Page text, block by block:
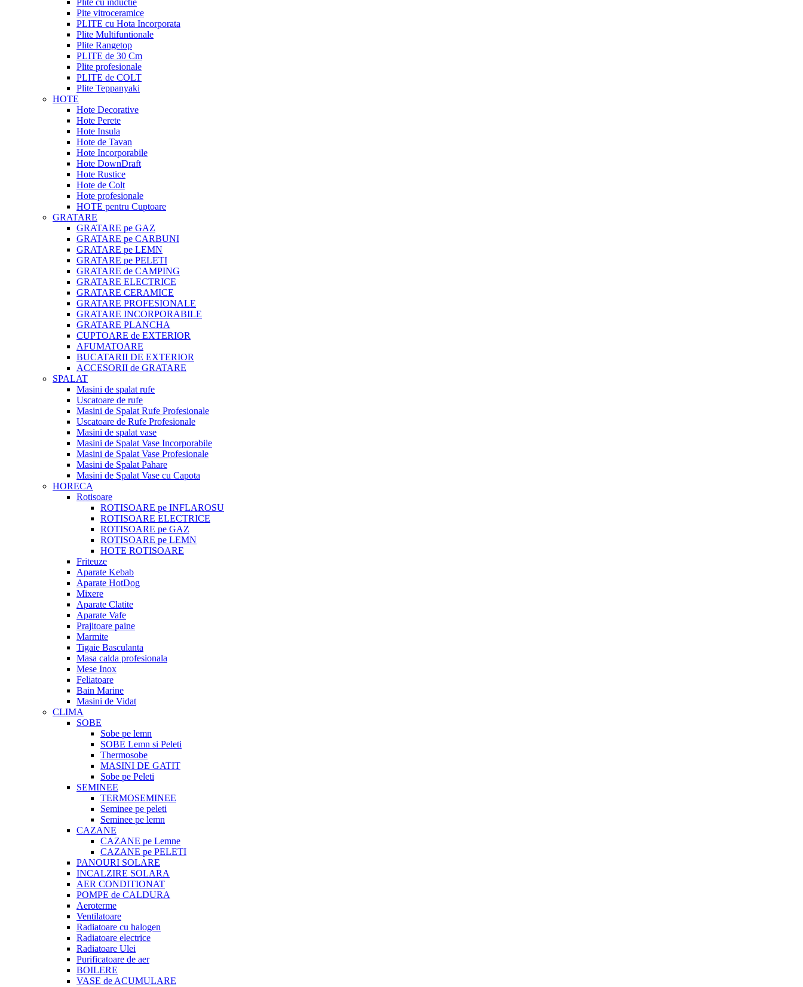
Plite cu inductie
Pite vitroceramice
PLITE cu Hota Incorporata
Plite Multifuntionale
Plite Rangetop
PLITE de 30 Cm
Plite profesionale
PLITE de COLT
Plite Teppanyaki
HOTE
Hote Decorative
Hote Perete
Hote Insula
Hote de Tavan
Hote Incorporabile
Hote DownDraft
Hote Rustice
Hote de Colt
Hote profesionale
HOTE pentru Cuptoare
GRATARE
GRATARE pe GAZ
GRATARE pe CARBUNI
GRATARE pe LEMN
GRATARE pe PELETI
GRATARE de CAMPING
GRATARE ELECTRICE
GRATARE CERAMICE
GRATARE PROFESIONALE
GRATARE INCORPORABILE
GRATARE PLANCHA
CUPTOARE de EXTERIOR
AFUMATOARE
BUCATARII DE EXTERIOR
ACCESORII de GRATARE
SPALAT
Masini de spalat rufe
Uscatoare de rufe
Masini de Spalat Rufe Profesionale
Uscatoare de Rufe Profesionale
Masini de spalat vase
Masini de Spalat Vase Incorporabile
Masini de Spalat Vase Profesionale
Masini de Spalat Pahare
Masini de Spalat Vase cu Capota
HORECA
Rotisoare
ROTISOARE pe INFLAROSU
ROTISOARE ELECTRICE
ROTISOARE pe GAZ
ROTISOARE pe LEMN
HOTE ROTISOARE
Friteuze
Aparate Kebab
Aparate HotDog
Mixere
Aparate Clatite
Aparate Vafe
Prajitoare paine
Marmite
Tigaie Basculanta
Masa calda profesionala
Mese Inox
Feliatoare
Bain Marine
Masini de Vidat
CLIMA
SOBE
Sobe pe lemn
SOBE Lemn si Peleti
Thermosobe
MASINI DE GATIT
Sobe pe Peleti
SEMINEE
TERMOSEMINEE
Seminee pe peleti
Seminee pe lemn
CAZANE
CAZANE pe Lemne
CAZANE pe PELETI
PANOURI SOLARE
INCALZIRE SOLARA
AER CONDITIONAT
POMPE de CALDURA
Aeroterme
Ventilatoare
Radiatoare cu halogen
Radiatoare electrice
Radiatoare Ulei
Purificatoare de aer
BOILERE
VASE de ACUMULARE